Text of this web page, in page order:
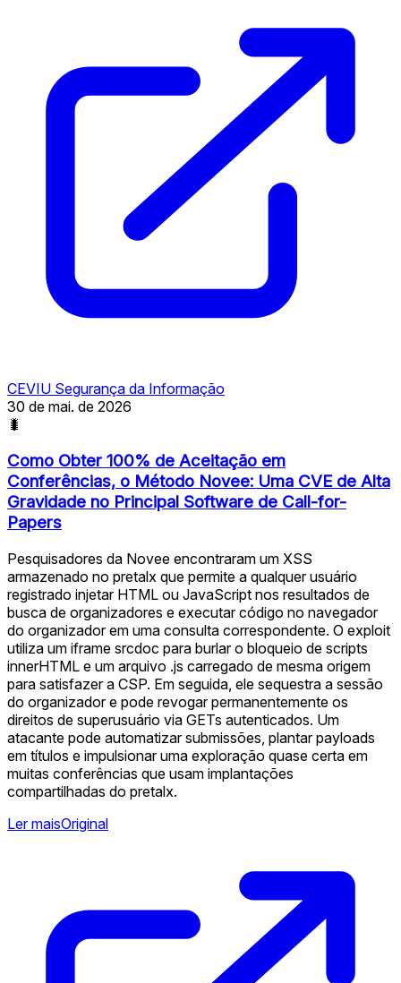
CEVIU Segurança da Informação
30 de mai. de 2026
🐛
Como Obter 100% de Aceitação em
Conferências, o Método Novee: Uma CVE de Alta
Gravidade no Principal Software de Call-for-
Papers
Pesquisadores da Novee encontraram um XSS
armazenado no pretalx que permite a qualquer usuário
registrado injetar HTML ou JavaScript nos resultados de
busca de organizadores e executar código no navegador
do organizador em uma consulta correspondente. O exploit
utiliza um iframe srcdoc para burlar o bloqueio de scripts
innerHTML e um arquivo .js carregado de mesma origem
para satisfazer a CSP. Em seguida, ele sequestra a sessão
do organizador e pode revogar permanentemente os
direitos de superusuário via GETs autenticados. Um
atacante pode automatizar submissões, plantar payloads
em títulos e impulsionar uma exploração quase certa em
muitas conferências que usam implantações
compartilhadas do pretalx.
Ler maisOriginal